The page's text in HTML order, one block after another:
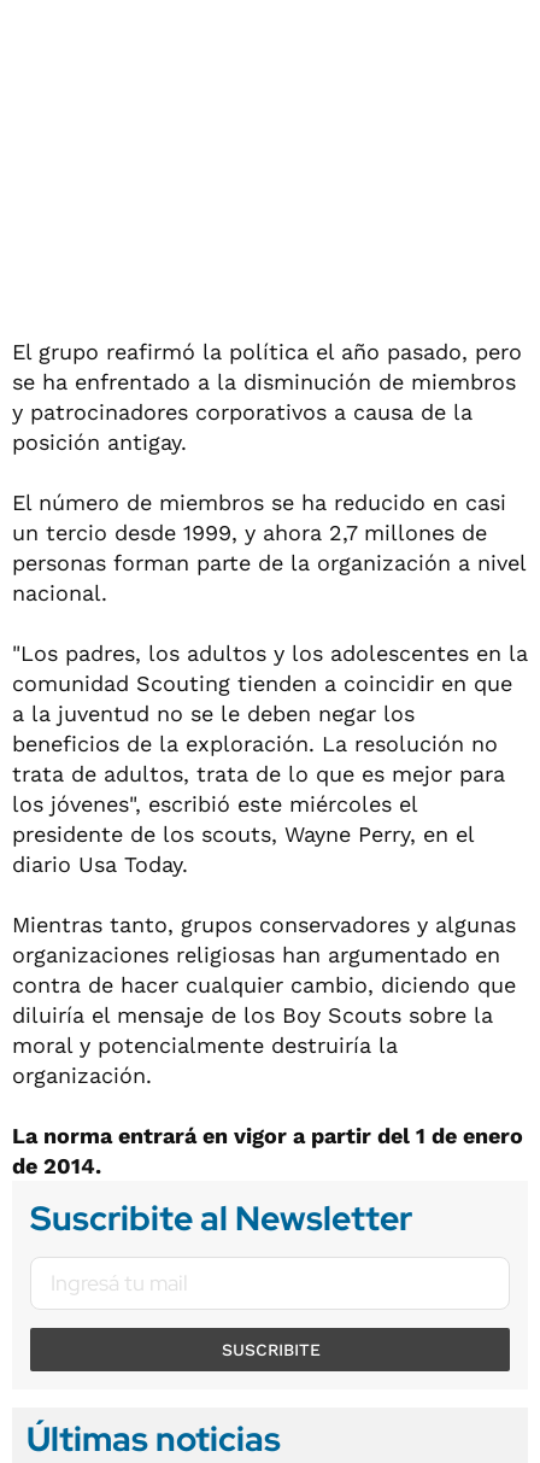
El grupo reafirmó la política el año pasado, pero
se ha enfrentado a la disminución de miembros
y patrocinadores corporativos a causa de la
posición antigay.
El número de miembros se ha reducido en casi
un tercio desde 1999, y ahora 2,7 millones de
personas forman parte de la organización a nivel
nacional.
"Los padres, los adultos y los adolescentes en la
comunidad Scouting tienden a coincidir en que
a la juventud no se le deben negar los
beneficios de la exploración. La resolución no
trata de adultos, trata de lo que es mejor para
los jóvenes", escribió este miércoles el
presidente de los scouts, Wayne Perry, en el
diario Usa Today.
Mientras tanto, grupos conservadores y algunas
organizaciones religiosas han argumentado en
contra de hacer cualquier cambio, diciendo que
diluiría el mensaje de los Boy Scouts sobre la
moral y potencialmente destruiría la
organización.
La norma entrará en vigor a partir del 1 de enero
de 2014.
Suscribite al Newsletter
SUSCRIBITE
Últimas noticias